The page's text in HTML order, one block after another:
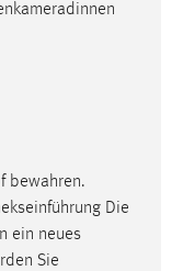
bewahren.
Die
ein neues
Sie